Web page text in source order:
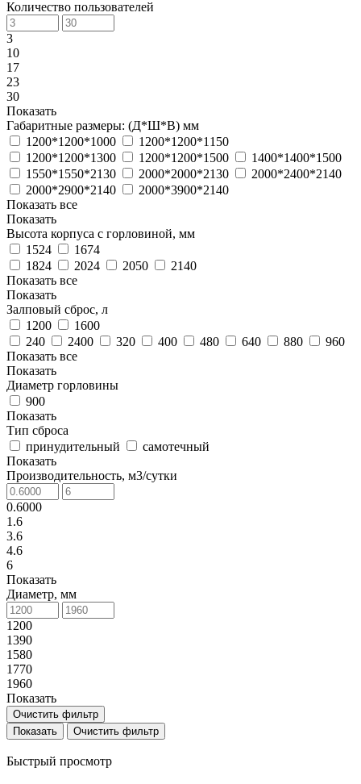
Количество пользователей
3
10
17
23
30
Показать
Габаритные размеры: (Д*Ш*В) мм
1200*1200*1000
1200*1200*1150
1200*1200*1300
1200*1200*1500
1400*1400*1500
1550*1550*2130
2000*2000*2130
2000*2400*2140
2000*2900*2140
2000*3900*2140
Показать все
Показать
Высота корпуса с горловиной, мм
1524
1674
1824
2024 2050
2140
Показать все
Показать
Залповый сброс, л
1200
1600
240
2400 320 400 480 640 880
960
Показать все
Показать
Диаметр горловины
900
Показать
Тип сброса
принудительный
самотечный
Показать
Производительность, м3/сутки
0.6000
1.6
3.6
4.6
6
Показать
Диаметр, мм
1200
1390
1580
1770
1960
Показать
Очистить фильтр
Очистить фильтр
Быстрый просмотр